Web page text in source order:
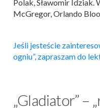
Polak, Sławomir Idziak.
McGregor, Orlando
Jeśli jesteście
ogniu”, zapraszam do
„Gladiator” –